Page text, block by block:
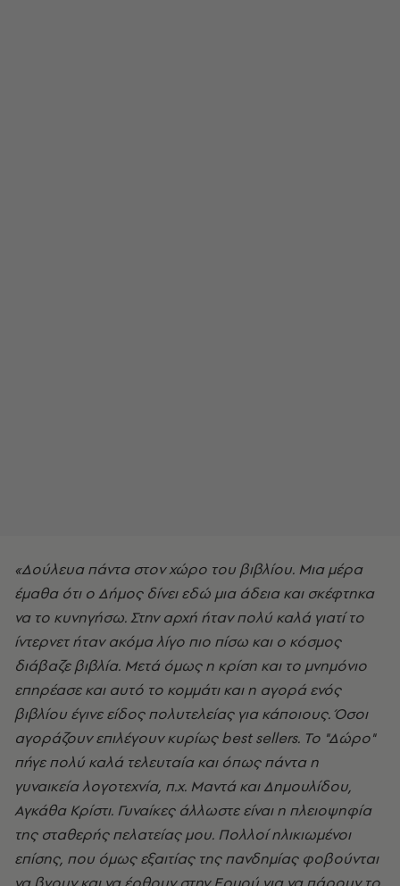
«Δούλευα πάντα στον χώρο του βιβλίου. Μια μέρα
έμαθα ότι ο Δήμος δίνει εδώ μια άδεια και σκέφτηκα
να το κυνηγήσω. Στην αρχή ήταν πολύ καλά γιατί το
ίντερνετ ήταν ακόμα λίγο πιο πίσω και ο κόσμος
διάβαζε βιβλία. Μετά όμως η κρίση και το μνημόνιο
επηρέασε και αυτό το κομμάτι και η αγορά ενός
βιβλίου έγινε είδος πολυτελείας για κάποιους. Όσοι
αγοράζουν επιλέγουν κυρίως best sellers. Το "Δώρο"
πήγε πολύ καλά τελευταία και όπως πάντα η
γυναικεία λογοτεχνία, π.χ. Μαντά και Δημουλίδου,
Αγκάθα Κρίστι. Γυναίκες άλλωστε είναι η πλειοψηφία
της σταθερής πελατείας μου. Πολλοί ηλικιωμένοι
επίσης, που όμως εξαιτίας της πανδημίας φοβούνται